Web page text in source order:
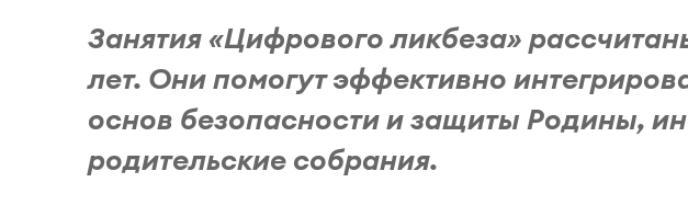
Занятия «Цифрового ликбеза»
лет. Они помогут эффективно
основ безопасности и защиты Родины,
родительские собрания.